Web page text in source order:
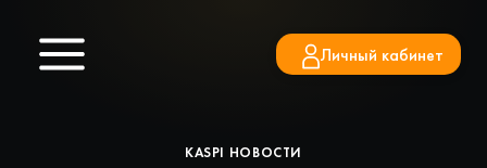
содержимому
Личный кабинет
KASPI НОВОСТИ